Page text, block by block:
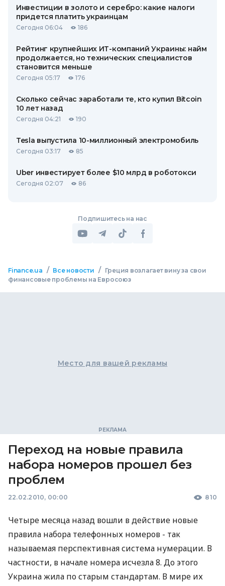
Инвестиции в золото и серебро: какие налоги
придется платить украинцам
Сегодня 06:04 186
Рейтинг крупнейших ИТ-компаний Украины: найм
продолжается, но технических специалистов
становится меньше
Сегодня 05:17 176
Сколько сейчас заработали те, кто купил Bitcoin
10 лет назад
Сегодня 04:21 190
Tesla выпустила 10-миллионный электромобиль
Сегодня 03:17 85
Uber инвестирует более $10 млрд в роботокси
Сегодня 02:07 86
Подпишитесь на нас
Finance.ua / Все новости /
Греция возлагает вину за свои
финансовые проблемы на Евросоюз
Место для вашей рекламы
Переход на новые правила
набора номеров прошел без
проблем
22.02.2010, 00:00 810
Четыре месяца назад вошли в действие новые
правила набора телефонных номеров - так
называемая перспективная система нумерации. В
частности, в начале номера исчезла 8. До этого
Украина жила по старым стандартам. В мире их